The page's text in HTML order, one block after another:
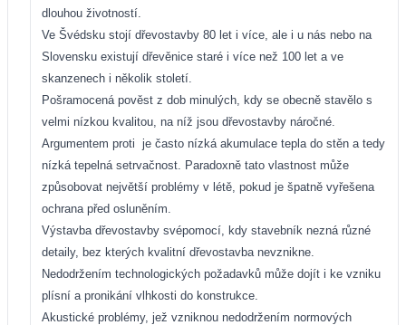
dlouhou životností.
Ve Švédsku stojí dřevostavby 80 let i více, ale i u nás nebo na
Slovensku existují dřevěnice staré i více než 100 let a ve
skanzenech i několik století.
Pošramocená pověst z dob minulých, kdy se obecně stavělo s
velmi nízkou kvalitou, na níž jsou dřevostavby náročné.
Argumentem proti je často nízká akumulace tepla do stěn a tedy
nízká tepelná setrvačnost. Paradoxně tato vlastnost může
způsobovat největší problémy v létě, pokud je špatně vyřešena
ochrana před osluněním.
Výstavba dřevostavby svépomocí, kdy stavebník nezná různé
detaily, bez kterých kvalitní dřevostavba nevznikne.
Nedodržením technologických požadavků může dojít i ke vzniku
plísní a pronikání vlhkosti do konstrukce.
Akustické problémy, jež vzniknou nedodržením normových